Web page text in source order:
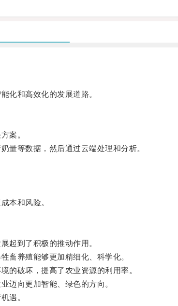
和高效化的发展道路。
案。
等数据，然后通过云端处理和分析。
本和风险。
到了积极的推动作用。
养殖能够更加精细化、科学化。
破坏，提高了农业资源的利用率。
向更加智能、绿色的方向。
遇。